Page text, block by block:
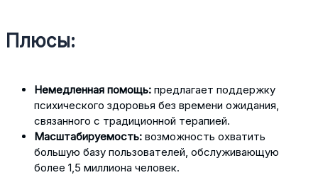
Плюсы:
Немедленная помощь: предлагает поддержку
психического здоровья без времени ожидания,
связанного с традиционной терапией.
Масштабируемость: возможность охватить
большую базу пользователей, обслуживающую
более 1,5 миллиона человек.